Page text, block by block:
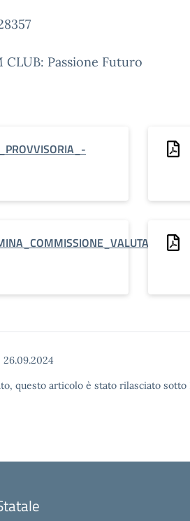
CLUB: Passione Futuro
26.09.2024
questo articolo è stato rilasciato